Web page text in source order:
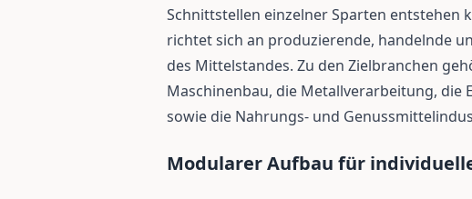
Schnittstellen einzelner Sparten entstehen
richtet sich an produzierende, handelnde
des Mittelstandes. Zu den Zielbranchen
Maschinenbau, die Metallverarbeitung, die
sowie die Nahrungs- und
Modularer Aufbau für